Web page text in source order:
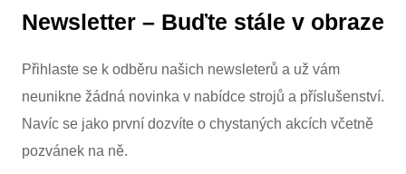
Newsletter – Buďte stále v obraze
Přihlaste se k odběru našich newsleterů a už vám
neunikne žádná novinka v nabídce strojů a příslušenství.
Navíc se jako první dozvíte o chystaných akcích včetně
pozvánek na ně.